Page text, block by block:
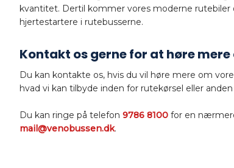
kvantitet. Dertil kommer vores moderne rutebiler
hjertestartere i rutebusserne.
Kontakt os gerne for at høre
​Du kan kontakte os, hvis du vil høre mere om
hvad vi kan tilbyde inden for rutekørsel eller
Du kan ringe på telefon 9786 8100for en
mail@venobussen.dk.​